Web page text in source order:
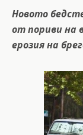
Новото
от пориви на
ерозия на